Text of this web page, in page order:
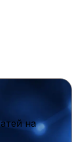
на